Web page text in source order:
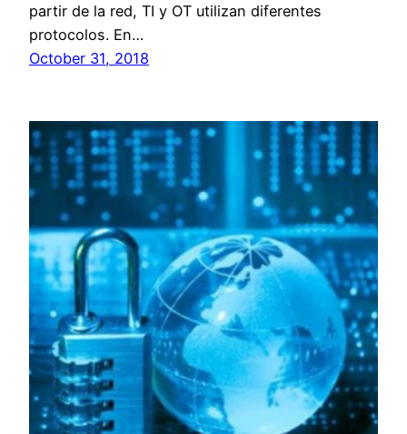
partir de la red, TI y OT utilizan diferentes
protocolos. En…
October 31, 2018